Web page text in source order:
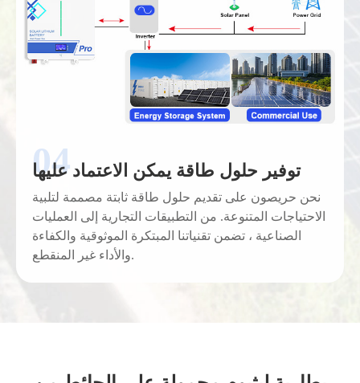
توفير حلول طاقة يمكن الاعتماد عليها
نحن حريصون على تقديم حلول طاقة ثابتة مصممة لتلبية
الاحتياجات المتنوعة. من التطبيقات التجارية إلى العمليات
الصناعية ، تضمن تقنياتنا المبتكرة الموثوقية والكفاءة
والأداء غير المنقطع.